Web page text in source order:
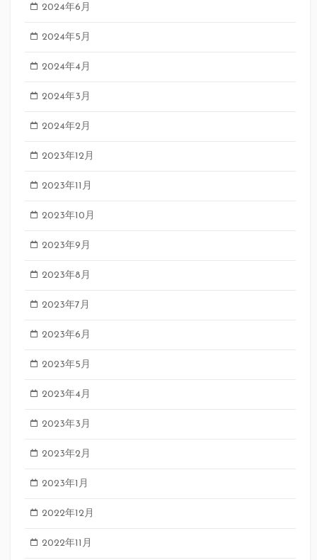
2024年6月
2024年5月
2024年4月
2024年3月
2024年2月
2023年12月
2023年11月
2023年10月
2023年9月
2023年8月
2023年7月
2023年6月
2023年5月
2023年4月
2023年3月
2023年2月
2023年1月
2022年12月
2022年11月